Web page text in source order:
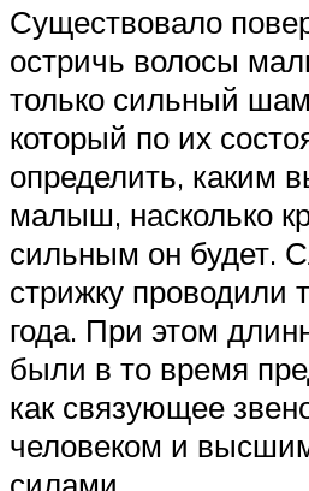
Существовало
остричь волосы
только сильный
который по их
определить, каким
малыш, насколько
сильным он будет.
стрижку проводили
года. При этом
были в то время
как связующее
человеком и